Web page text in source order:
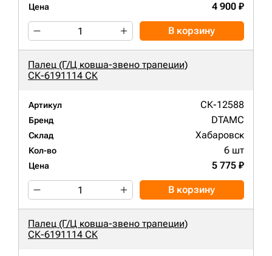
Цена 4 900 ₽
В корзину
Палец (Г/Ц ковша-звено трапеции)
СК-6191114 СК
Артикул СК-12588
Бренд DTAMC
Склад Хабаровск
Кол-во 6 шт
Цена 5 775 ₽
В корзину
Палец (Г/Ц ковша-звено трапеции)
СК-6191114 СК